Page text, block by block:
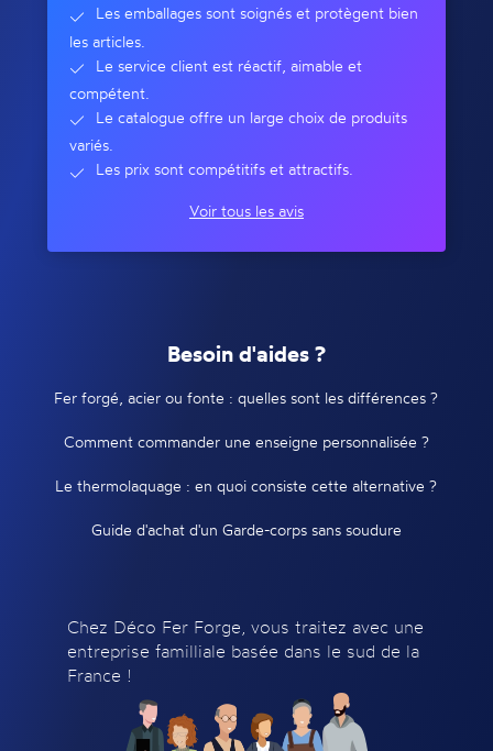
Les emballages sont soignés et protègent bien
les articles.
Le service client est réactif, aimable et
compétent.
Le catalogue offre un large choix de produits
variés.
Les prix sont compétitifs et attractifs.
Voir tous les avis
Besoin d'aides ?
Fer forgé, acier ou fonte : quelles sont les différences ?
Comment commander une enseigne personnalisée ?
Le thermolaquage : en quoi consiste cette alternative ?
Guide d'achat d'un Garde-corps sans soudure
Chez Déco Fer Forge, vous traitez avec une
entreprise familliale basée dans le sud de la
France !